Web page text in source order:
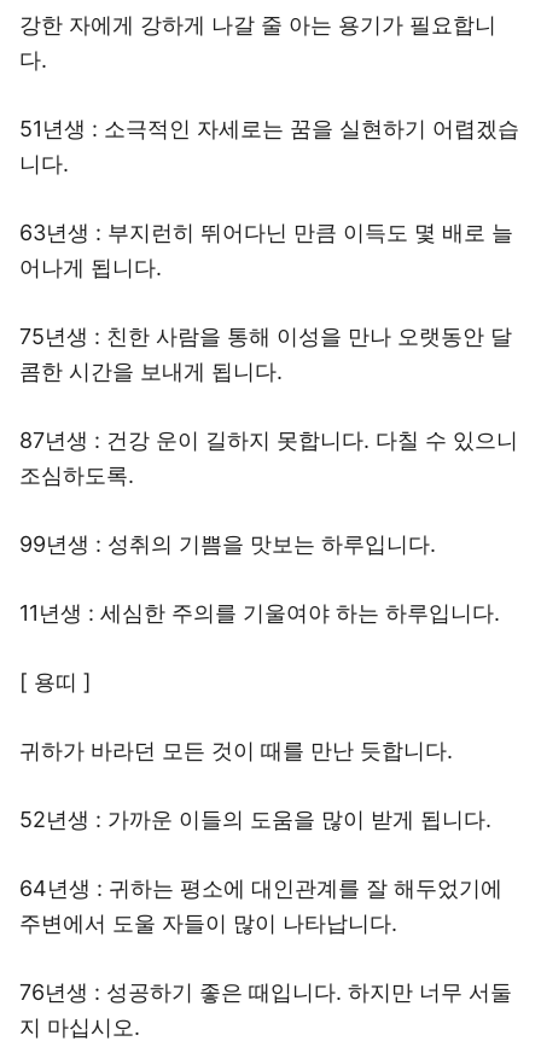
강한 자에게 강하게 나갈 줄 아는 용기가 필요합니
다.
51년생 : 소극적인 자세로는 꿈을 실현하기 어렵겠습
니다.
63년생 : 부지런히 뛰어다닌 만큼 이득도 몇 배로 늘
어나게 됩니다.
75년생 : 친한 사람을 통해 이성을 만나 오랫동안 달
콤한 시간을 보내게 됩니다.
87년생 : 건강 운이 길하지 못합니다. 다칠 수 있으니
조심하도록.
99년생 : 성취의 기쁨을 맛보는 하루입니다.
11년생 : 세심한 주의를 기울여야 하는 하루입니다.
[ 용띠 ]
귀하가 바라던 모든 것이 때를 만난 듯합니다.
52년생 : 가까운 이들의 도움을 많이 받게 됩니다.
64년생 : 귀하는 평소에 대인관계를 잘 해두었기에
주변에서 도울 자들이 많이 나타납니다.
76년생 : 성공하기 좋은 때입니다. 하지만 너무 서둘
지 마십시오.